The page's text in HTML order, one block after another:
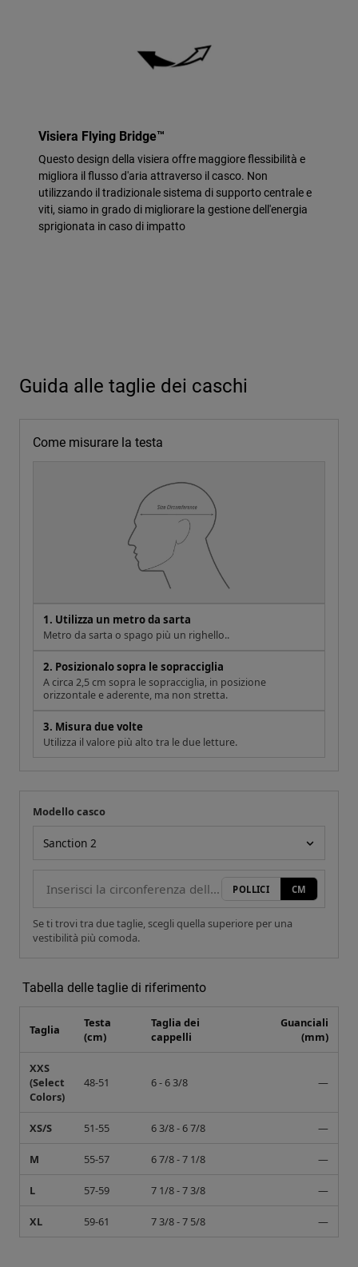
Visiera Flying Bridge™
Questo design della visiera offre maggiore flessibilità e
migliora il flusso d'aria attraverso il casco. Non
utilizzando il tradizionale sistema di supporto centrale e
viti, siamo in grado di migliorare la gestione dell'energia
sprigionata in caso di impatto
Guida alle taglie dei caschi
Come misurare la testa
1. Utilizza un metro da sarta
Metro da sarta o spago più un righello..
2. Posizionalo sopra le sopracciglia
A circa 2,5 cm sopra le sopracciglia, in posizione
orizzontale e aderente, ma non stretta.
3. Misura due volte
Utilizza il valore più alto tra le due letture.
La tua misura
Modello casco
POLLICI CM
Se ti trovi tra due taglie, scegli quella superiore per una
vestibilità più comoda.
Tabella delle taglie di riferimento
Taglia
Testa
(cm)
Taglia dei
cappelli
Guanciali
(mm)
XXS
(Select
Colors)
48-51 6 - 6 3/8 —
XS/S 51-55 6 3/8 - 6 7/8 —
M 55-57 6 7/8 - 7 1/8 —
L 57-59 7 1/8 - 7 3/8 —
XL 59-61 7 3/8 - 7 5/8 —